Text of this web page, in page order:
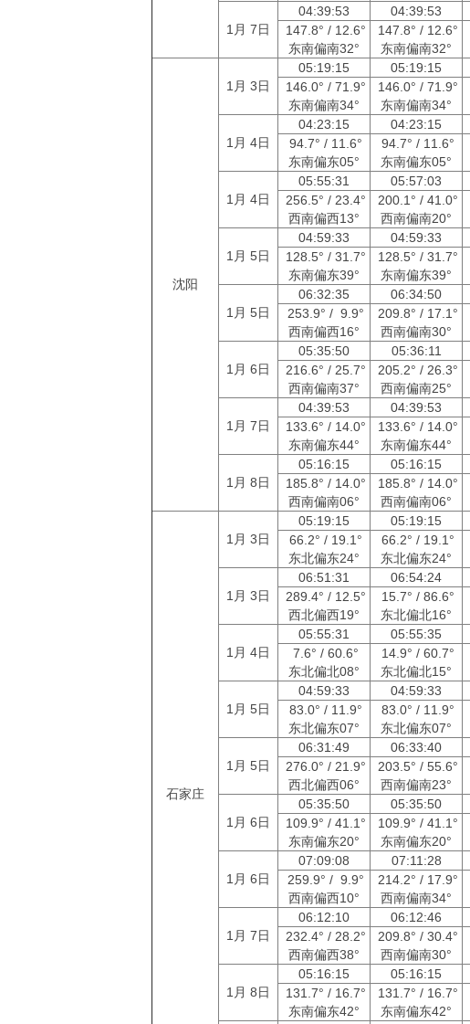
1月 7日
04:39:53 04:39:53
147.8° / 12.6°
东南偏南32°
147.8° / 12.6°
东南偏南32°
沈阳
1月 3日
05:19:15 05:19:15
146.0° / 71.9°
东南偏南34°
146.0° / 71.9°
东南偏南34°
1月 4日
04:23:15 04:23:15
94.7° / 11.6°
东南偏东05°
94.7° / 11.6°
东南偏东05°
1月 4日
05:55:31 05:57:03
256.5° / 23.4°
西南偏西13°
200.1° / 41.0°
西南偏南20°
1月 5日
04:59:33 04:59:33
128.5° / 31.7°
东南偏东39°
128.5° / 31.7°
东南偏东39°
1月 5日
06:32:35 06:34:50
253.9° / 9.9°
西南偏西16°
209.8° / 17.1°
西南偏南30°
1月 6日
05:35:50 05:36:11
216.6° / 25.7°
西南偏南37°
205.2° / 26.3°
西南偏南25°
1月 7日
04:39:53 04:39:53
133.6° / 14.0°
东南偏东44°
133.6° / 14.0°
东南偏东44°
1月 8日
05:16:15 05:16:15
185.8° / 14.0°
西南偏南06°
185.8° / 14.0°
西南偏南06°
石家庄
1月 3日
05:19:15 05:19:15
66.2° / 19.1°
东北偏东24°
66.2° / 19.1°
东北偏东24°
1月 3日
06:51:31 06:54:24
289.4° / 12.5°
西北偏西19°
15.7° / 86.6°
东北偏北16°
1月 4日
05:55:31 05:55:35
7.6° / 60.6°
东北偏北08°
14.9° / 60.7°
东北偏北15°
1月 5日
04:59:33 04:59:33
83.0° / 11.9°
东北偏东07°
83.0° / 11.9°
东北偏东07°
1月 5日
06:31:49 06:33:40
276.0° / 21.9°
西北偏西06°
203.5° / 55.6°
西南偏南23°
1月 6日
05:35:50 05:35:50
109.9° / 41.1°
东南偏东20°
109.9° / 41.1°
东南偏东20°
1月 6日
07:09:08 07:11:28
259.9° / 9.9°
西南偏西10°
214.2° / 17.9°
西南偏南34°
1月 7日
06:12:10 06:12:46
232.4° / 28.2°
西南偏西38°
209.8° / 30.4°
西南偏南30°
1月 8日
05:16:15 05:16:15
131.7° / 16.7°
东南偏东42°
131.7° / 16.7°
东南偏东42°